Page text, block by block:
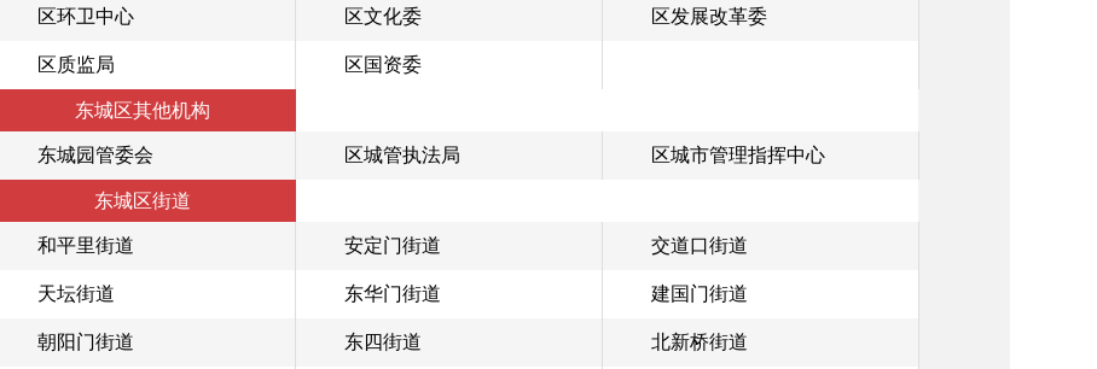
区环卫中心 区文化委 区发展改革委
区质监局 区国资委
东城区其他机构
东城园管委会 区城管执法局 区城市管理指挥中心
东城区街道
和平里街道 安定门街道 交道口街道
天坛街道 东华门街道 建国门街道
朝阳门街道 东四街道 北新桥街道